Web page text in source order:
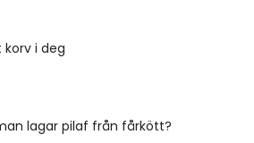
korv i deg
lagar pilaf från fårkött?